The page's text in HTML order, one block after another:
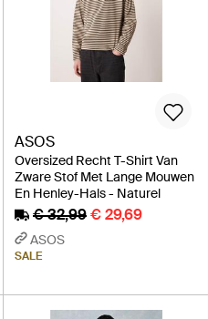
ASOS
Oversized Recht T-Shirt Van
Zware Stof Met Lange Mouwen
En Henley-Hals - Naturel
€ 32,99€ 29,69
ASOS
SALE